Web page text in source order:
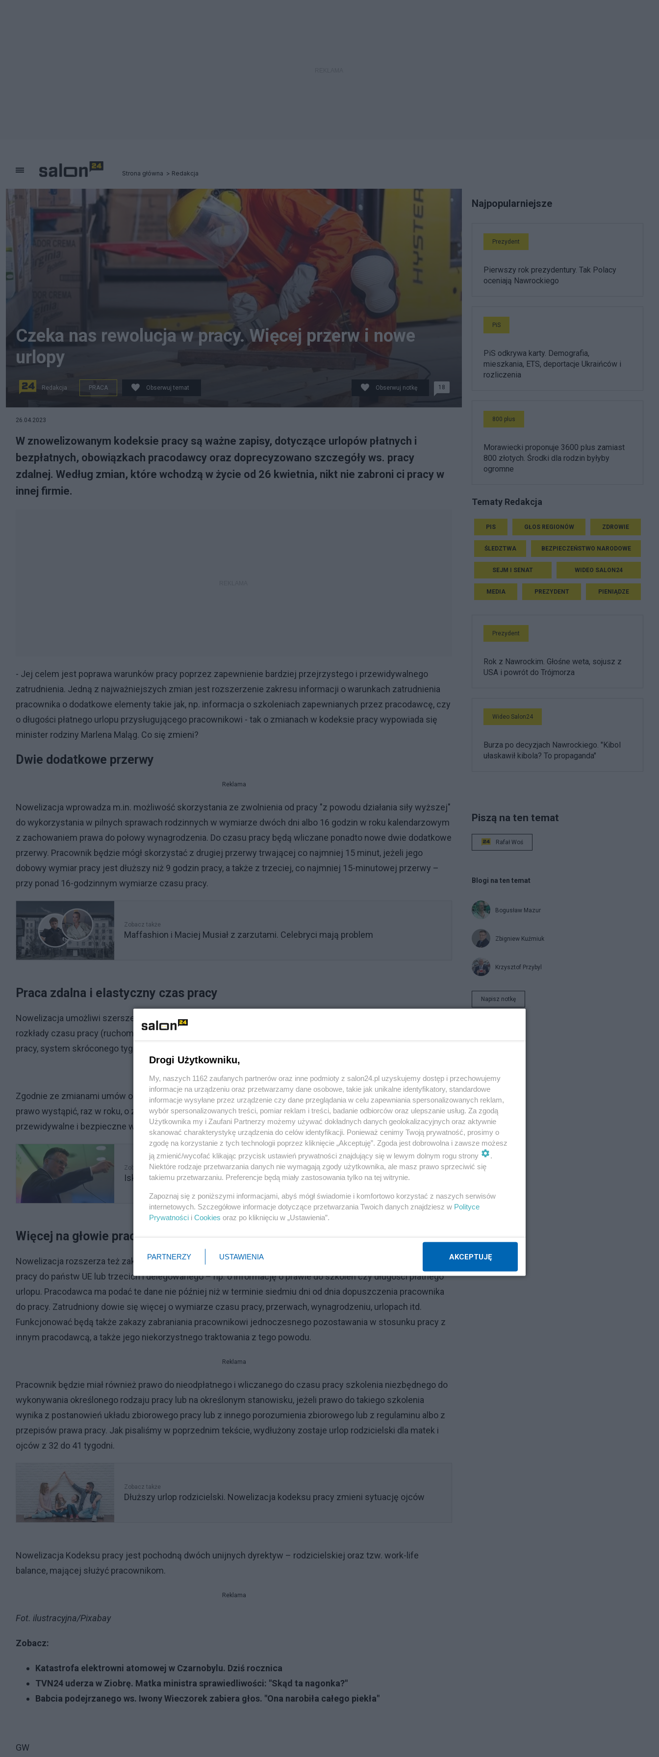
Strona główna Redakcja
Czeka nas rewolucja w pracy. Więcej przerw i nowe
urlopy
Redakcja PRACA Obserwuj temat Obserwuj notkę 18
26.04.2023
W znowelizowanym kodeksie pracy są ważne zapisy, dotyczące urlopów płatnych i
bezpłatnych, obowiązkach pracodawcy oraz doprecyzowano szczegóły ws. pracy
zdalnej. Według zmian, które wchodzą w życie od 26 kwietnia, nikt nie zabroni ci pracy w
innej firmie.
- Jej celem jest poprawa warunków pracy poprzez zapewnienie bardziej przejrzystego i przewidywalnego
zatrudnienia. Jedną z najważniejszych zmian jest rozszerzenie zakresu informacji o warunkach zatrudnienia
pracownika o dodatkowe elementy takie jak, np. informacja o szkoleniach zapewnianych przez pracodawcę, czy
o długości płatnego urlopu przysługującego pracownikowi - tak o zmianach w kodeksie pracy wypowiada się
minister rodziny Marlena Maląg. Co się zmieni?
Dwie dodatkowe przerwy
Reklama
Nowelizacja wprowadza m.in. możliwość skorzystania ze zwolnienia od pracy "z powodu działania siły wyższej"
do wykorzystania w pilnych sprawach rodzinnych w wymiarze dwóch dni albo 16 godzin w roku kalendarzowym
z zachowaniem prawa do połowy wynagrodzenia. Do czasu pracy będą wliczane ponadto nowe dwie dodatkowe
przerwy. Pracownik będzie mógł skorzystać z drugiej przerwy trwającej co najmniej 15 minut, jeżeli jego
dobowy wymiar pracy jest dłuższy niż 9 godzin pracy, a także z trzeciej, co najmniej 15-minutowej przerwy –
przy ponad 16-godzinnym wymiarze czasu pracy.
Zobacz także
Maffashion i Maciej Musiał z zarzutami. Celebryci mają problem
Praca zdalna i elastyczny czas pracy
Nowelizacja umożliwi szersze stosowanie elastycznej organizacji pracy, w tym pracę zdalną, elastyczne
rozkłady czasu pracy (ruchomy czas pracy, indywidualny rozkład czasu pracy, weekendowy system czasu
pracy, system skróconego tygodnia pracy i przerywany czas pracy) i pracę w niepełnym wymiarze czasu.
Zgodnie ze zmianami umów o pracę pracownik, który wykonywał pracę co najmniej sześć miesięcy, będzie miał
prawo wystąpić, raz w roku, o zmianę rodzaju umowy na umowę o pracę na czas nieokreślony lub o bardziej
przewidywalne i bezpieczne warunki pracy.
Zobacz także
Iskrzy między PO a Hołownią. Spór o marsz 4 czerwca
Więcej na głowie pracodawcy
Nowelizacja rozszerza też zakres informacji o warunkach zatrudnienia pracownika – w tym wysyłanego do
pracy do państw UE lub trzecich i delegowanego – np. o informację o prawie do szkoleń czy długości płatnego
urlopu. Pracodawca ma podać te dane nie później niż w terminie siedmiu dni od dnia dopuszczenia pracownika
do pracy. Zatrudniony dowie się więcej o wymiarze czasu pracy, przerwach, wynagrodzeniu, urlopach itd.
Funkcjonować będą także zakazy zabraniania pracownikowi jednoczesnego pozostawania w stosunku pracy z
innym pracodawcą, a także jego niekorzystnego traktowania z tego powodu.
Reklama
Pracownik będzie miał również prawo do nieodpłatnego i wliczanego do czasu pracy szkolenia niezbędnego do
wykonywania określonego rodzaju pracy lub na określonym stanowisku, jeżeli prawo do takiego szkolenia
wynika z postanowień układu zbiorowego pracy lub z innego porozumienia zbiorowego lub z regulaminu albo z
przepisów prawa pracy. Jak pisaliśmy w poprzednim tekście, wydłużony zostaje urlop rodzicielski dla matek i
ojców z 32 do 41 tygodni.
Zobacz także
Dłuższy urlop rodzicielski. Nowelizacja kodeksu pracy zmieni sytuację ojców
Nowelizacja Kodeksu pracy jest pochodną dwóch unijnych dyrektyw – rodzicielskiej oraz tzw. work-life
balance, mającej służyć pracownikom.
Reklama
Fot. ilustracyjna/Pixabay
Zobacz:
Katastrofa elektrowni atomowej w Czarnobylu. Dziś rocznica
TVN24 uderza w Ziobrę. Matka ministra sprawiedliwości: "Skąd ta nagonka?"
Babcia podejrzanego ws. Iwony Wieczorek zabiera głos. "Ona narobiła całego piekła"
GW
Najpopularniejsze
Prezydent
Pierwszy rok prezydentury. Tak Polacy
oceniają Nawrockiego
PiS
PiS odkrywa karty. Demografia,
mieszkania, ETS, deportacje Ukraińców i
rozliczenia
800 plus
Morawiecki proponuje 3600 plus zamiast
800 złotych. Środki dla rodzin byłyby
ogromne
Tematy Redakcja
PIS GŁOS REGIONÓW ZDROWIE
ŚLEDZTWA BEZPIECZEŃSTWO NARODOWE
SEJM I SENAT WIDEO SALON24
MEDIA PREZYDENT PIENIĄDZE
Prezydent
Rok z Nawrockim. Głośne weta, sojusz z
USA i powrót do Trójmorza
Wideo Salon24
Burza po decyzjach Nawrockiego. "Kibol
ułaskawił kibola? To propaganda"
Piszą na ten temat
Rafał Woś
Blogi na ten temat
Bogusław Mazur
Zbigniew Kuźmiuk
Krzysztof Przybyl
Napisz notkę
Drogi Użytkowniku,
My, naszych 1162 zaufanych partnerów oraz inne podmioty z salon24.pl uzyskujemy dostęp i przechowujemy
informacje na urządzeniu oraz przetwarzamy dane osobowe, takie jak unikalne identyfikatory, standardowe
informacje wysyłane przez urządzenie czy dane przeglądania w celu zapewniania spersonalizowanych reklam,
wybór spersonalizowanych treści, pomiar reklam i treści, badanie odbiorców oraz ulepszanie usług. Za zgodą
Użytkownika my i Zaufani Partnerzy możemy używać dokładnych danych geolokalizacyjnych oraz aktywnie
skanować charakterystykę urządzenia do celów identyfikacji. Ponieważ cenimy Twoją prywatność, prosimy o
zgodę na korzystanie z tych technologii poprzez kliknięcie „Akceptuję”. Zgoda jest dobrowolna i zawsze możesz
ją zmienić/wycofać klikając przycisk ustawień prywatności znajdujący się w lewym dolnym rogu strony
.
Niektóre rodzaje przetwarzania danych nie wymagają zgody użytkownika, ale masz prawo sprzeciwić się
takiemu przetwarzaniu. Preferencje będą miały zastosowania tylko na tej witrynie.
Zapoznaj się z poniższymi informacjami, abyś mógł świadomie i komfortowo korzystać z naszych serwisów
internetowych. Szczegółowe informacje dotyczące przetwarzania Twoich danych znajdziesz w Polityce
Prywatności i Cookies oraz po kliknięciu w „Ustawienia”.
PARTNERZY USTAWIENIA AKCEPTUJĘ